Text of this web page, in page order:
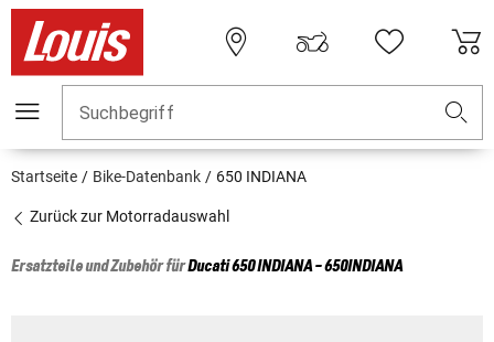
Suchbegriff
Startseite Bike-Datenbank 650 INDIANA
Zurück zur Motorradauswahl
Ersatzteile und Zubehör fürDucati650 INDIANA - 650INDIANA